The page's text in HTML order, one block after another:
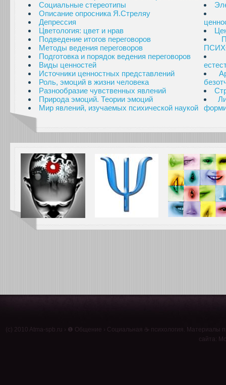
Социальные стереотипы
Описание опросника Я.Стреляу
Депрессия
Цветология: цвет и нрав
Подведение итогов переговоров
Методы ведения переговоров
Подготовка и порядок ведения переговоров
Виды ценностей
Источники ценностных представлений
Роль, эмоций в жизни человека
Разнообразие чувственных явлений
Природа эмоций. Теории эмоций
Мир явлений, изучаемых психической наукой
(c) 2010 Atma-spb.ru ❶ Общение Социальная ☕ психология . Материалы
сайта: